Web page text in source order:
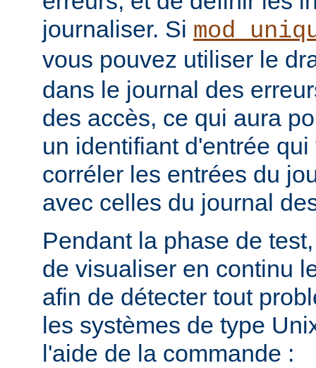
journaliser. Si
vous pouvez utiliser le
dans le journal des
des accès, ce qui aura
un identifiant d'entrée
corréler les entrées du
avec celles du journal
Pendant la phase de
de visualiser en continu
afin de détecter tout
les systèmes de type
l'aide de la commande :